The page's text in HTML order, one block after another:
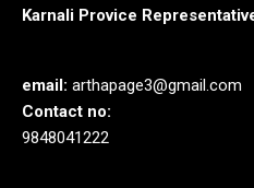
Karnali Provice
email: arthapage3@gmail.com
Contact no:
9848041222